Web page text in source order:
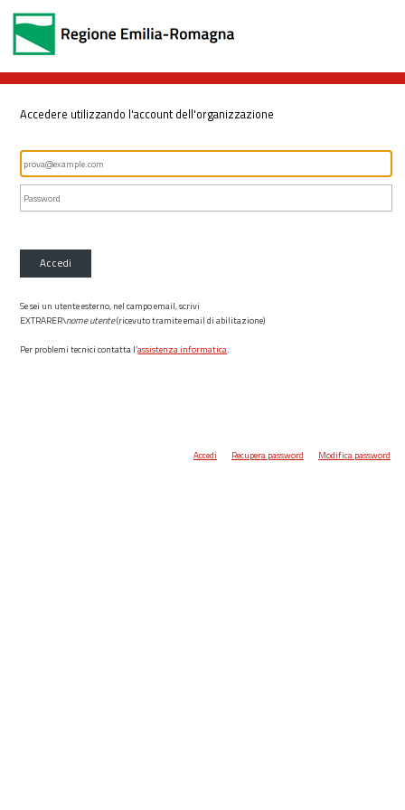
Accedere utilizzando l'account dell'organizzazione
Accedi
Se sei un utente esterno, nel campo email, scrivi
EXTRARER\nome utente(ricevuto tramite email di abilitazione)
Per problemi tecnici contatta l’assistenza informatica.
Accedi Recupera password Modifica password